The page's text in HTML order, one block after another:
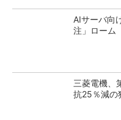
AIサーバ向
注」ローム
三菱電機、
抗25％減の